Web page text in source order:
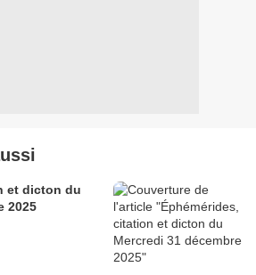
et dicton du
2025